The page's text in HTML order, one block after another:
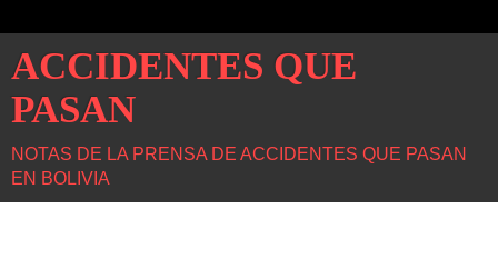
ACCIDENTES QUE
PASAN
NOTAS DE LA PRENSA DE ACCIDENTES QUE PASAN
EN BOLIVIA